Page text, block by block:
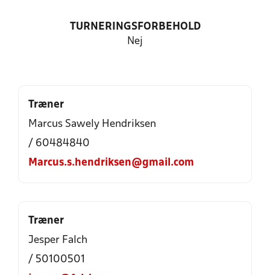
TURNERINGSFORBEHOLD
Nej
Træner
Marcus Sawely Hendriksen
/ 60484840
Marcus.s.hendriksen@gmail.com
Træner
Jesper Falch
/ 50100501